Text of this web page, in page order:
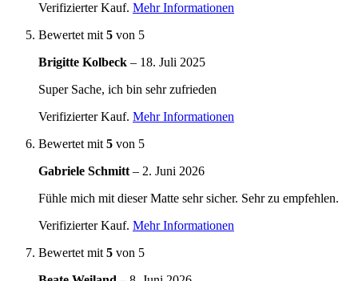
Verifizierter Kauf. Mehr Informationen
Bewertet mit 5 von 5
Brigitte Kolbeck – 18. Juli 2025
Super Sache, ich bin sehr zufrieden
Verifizierter Kauf. Mehr Informationen
Bewertet mit 5 von 5
Gabriele Schmitt – 2. Juni 2026
Fühle mich mit dieser Matte sehr sicher. Sehr zu empfehlen.
Verifizierter Kauf. Mehr Informationen
Bewertet mit 5 von 5